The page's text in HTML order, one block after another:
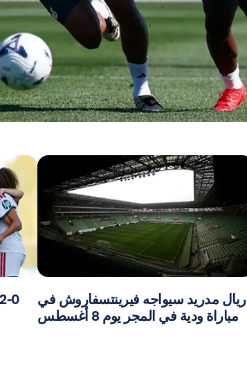
ريال مدريد سيواجه فيرينتسفاروش في
مباراة ودية في المجر يوم 8 أغسطس